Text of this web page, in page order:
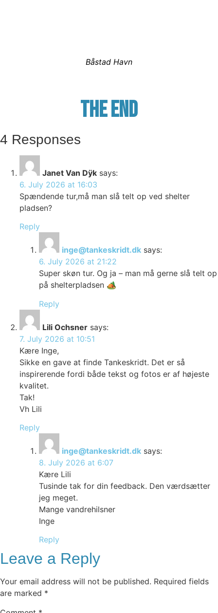
Båstad Havn
THE END
4 Responses
Janet Van Dÿk says:
6. July 2026 at 16:03
Spændende tur,må man slå telt op ved shelter
pladsen?
Reply
inge@tankeskridt.dk says:
6. July 2026 at 21:22
Super skøn tur. Og ja – man må gerne slå telt op
på shelterpladsen 🏕️
Reply
Lili Ochsner says:
7. July 2026 at 10:51
Kære Inge,
Sikke en gave at finde Tankeskridt. Det er så
inspirerende fordi både tekst og fotos er af højeste
kvalitet.
Tak!
Vh Lili
Reply
inge@tankeskridt.dk says:
8. July 2026 at 6:07
Kære Lili
Tusinde tak for din feedback. Den værdsætter
jeg meget.
Mange vandrehilsner
Inge
Reply
Leave a Reply
Your email address will not be published. Required fields
are marked *